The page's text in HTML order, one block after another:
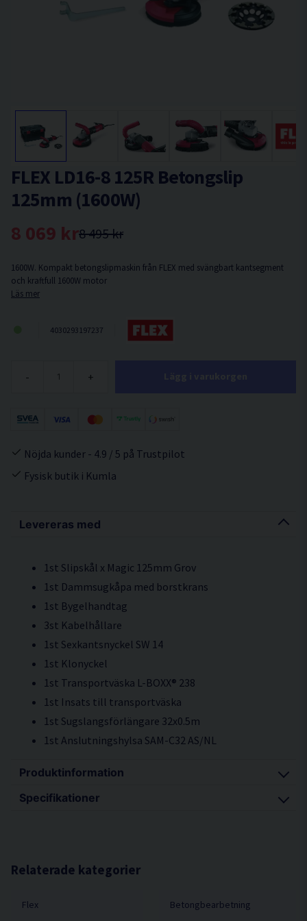
Levereras med
1st Slipskål x Magic 125mm Grov
1st Dammsugkåpa med borstkrans
1st Bygelhandtag
3st Kabelhållare
1st Sexkantsnyckel SW 14
1st Klonyckel
1st Transportväska L-BOXX® 238
1st Insats till transportväska
1st Sugslangsförlängare 32x0.5m
1st Anslutningshylsa SAM-C32 AS/NL
Produktinformation
Mikroprocessorkontroll med mjukstart,
Effektivt dammutsug som skyddar mot aggressivt
minskar slipskålsförbrukningen
Specifikationer
Tomgångsvarvtal 7800 /min
Relaterade kategorier
Flex Betongbearbetning
FLEX LD16-8 125R Betongslip
125mm (1600W)
8 495 kr
8 069 kr
1600W. Kompakt betongslipmaskin från FLEX med svängbart kantsegment
och kraftfull 1600W motor
Läs mer
4030293197237
- +
Nöjda kunder - 4.9 / 5 på Trustpilot
Fysisk butik i Kumla